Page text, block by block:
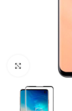
Click to enlarge